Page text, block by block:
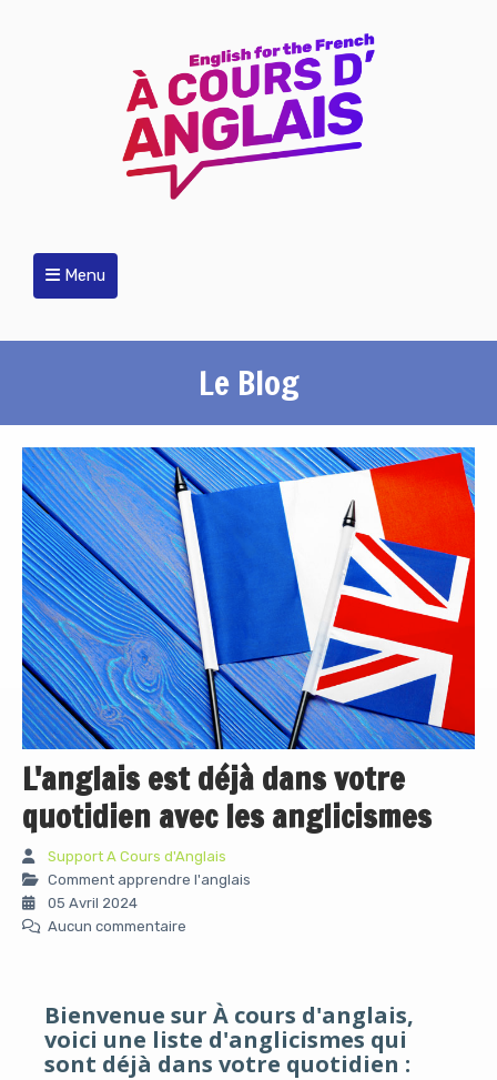
Menu
Le Blog
L'anglais est déjà dans votre
quotidien avec les anglicismes
Support A Cours d'Anglais
Comment apprendre l'anglais
05 Avril 2024
Aucun commentaire
Bienvenue sur À cours d'anglais,
voici une liste d'anglicismes qui
sont déjà dans votre quotidien :